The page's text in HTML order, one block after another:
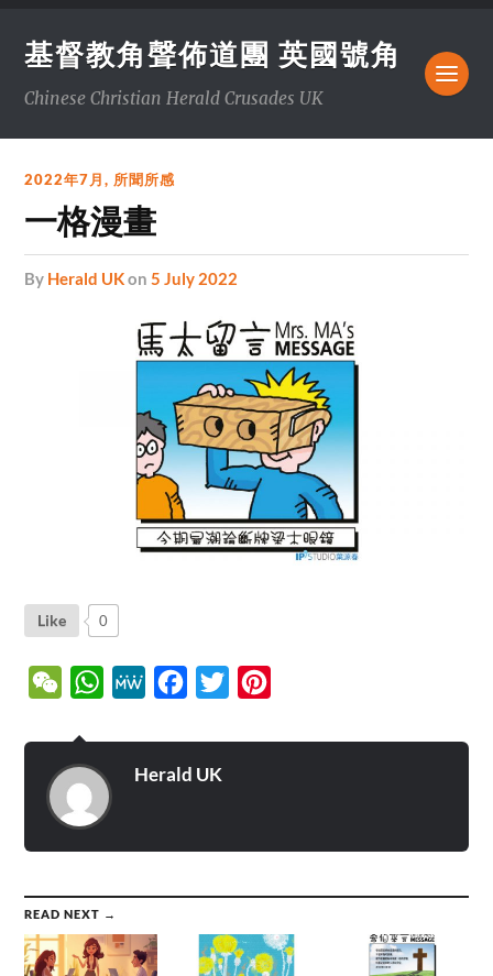
基督教角聲佈道團 英國號角
Chinese Christian Herald Crusades UK
2022年7月, 所聞所感
一格漫畫
by Herald UKon5 July 2022
Like 0
WeChatWhatsApp
MeWe Facebook
Twitter
Herald UK
READ NEXT →